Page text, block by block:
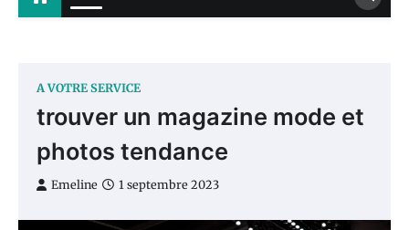
A VOTRE SERVICE
trouver un magazine mode et
photos tendance
Emeline 1 septembre 2023